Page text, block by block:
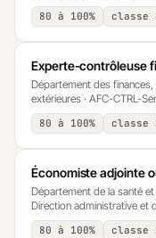
80 à 100% classe
Experte-contrôleuse
Département des
extérieures · AFC-CTRL-
80 à 100% classe
Économiste adjointe
Département de la santé
Direction administrative et
80 à 100% classe